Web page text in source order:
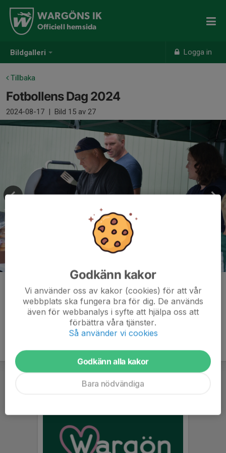
Bildgalleri Logga in
WARGÖNS IK
Officiell hemsida
Tillbaka
Fotbollens Dag 2024
2024-08-17 | Bild 15 av 27
Kommentarer
Godkänn kakor
Vi använder oss av kakor (cookies) för att vår
webbplats ska fungera bra för dig. De används
även för webbanalys i syfte att hjälpa oss att
förbättra våra tjänster.
Så använder vi cookies
Godkänn alla kakor
Bara nödvändiga